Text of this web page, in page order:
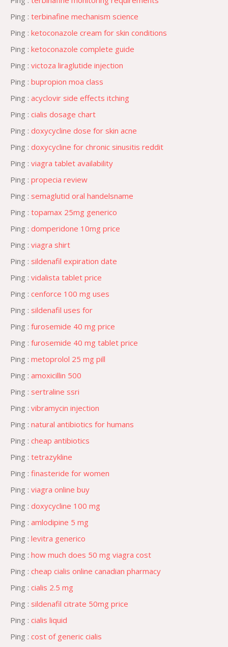
Ping : terbinafine mechanism science
Ping : ketoconazole cream for skin conditions
Ping : ketoconazole complete guide
Ping : victoza liraglutide injection
Ping : bupropion moa class
Ping : acyclovir side effects itching
Ping : cialis dosage chart
Ping : doxycycline dose for skin acne
Ping : doxycycline for chronic sinusitis reddit
Ping : viagra tablet availability
Ping : propecia review
Ping : semaglutid oral handelsname
Ping : topamax 25mg generico
Ping : domperidone 10mg price
Ping : viagra shirt
Ping : sildenafil expiration date
Ping : vidalista tablet price
Ping : cenforce 100 mg uses
Ping : sildenafil uses for
Ping : furosemide 40 mg price
Ping : furosemide 40 mg tablet price
Ping : metoprolol 25 mg pill
Ping : amoxicillin 500
Ping : sertraline ssri
Ping : vibramycin injection
Ping : natural antibiotics for humans
Ping : cheap antibiotics
Ping : tetrazykline
Ping : finasteride for women
Ping : viagra online buy
Ping : doxycycline 100 mg
Ping : amlodipine 5 mg
Ping : levitra generico
Ping : how much does 50 mg viagra cost
Ping : cheap cialis online canadian pharmacy
Ping : cialis 2.5 mg
Ping : sildenafil citrate 50mg price
Ping : cialis liquid
Ping : cost of generic cialis